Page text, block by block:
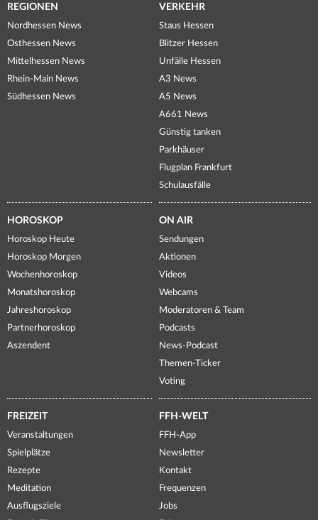
REGIONEN
Nordhessen News
Osthessen News
Mittelhessen News
Rhein-Main News
Südhessen News
VERKEHR
Staus Hessen
Blitzer Hessen
Unfälle Hessen
A3 News
A5 News
A661 News
Günstig tanken
Parkhäuser
Flugplan Frankfurt
Schulausfälle
HOROSKOP
Horoskop Heute
Horoskop Morgen
Wochenhoroskop
Monatshoroskop
Jahreshoroskop
Partnerhoroskop
Aszendent
ON AIR
Sendungen
Aktionen
Videos
Webcams
Moderatoren & Team
Podcasts
News-Podcast
Themen-Ticker
Voting
FREIZEIT
Veranstaltungen
Spielplätze
Rezepte
Meditation
Ausflugsziele
FFH-WELT
FFH-App
Newsletter
Kontakt
Frequenzen
Jobs